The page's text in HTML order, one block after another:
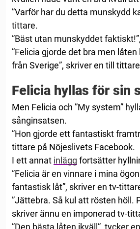
”Varför har du detta munskydd
tittare.
”Bäst utan munskyddet
”Felicia gjorde det bra men
från Sverige”, skriver en till
Felicia hyllas för sin
Men Felicia och ”My system”
sånginsatsen.
”Hon gjorde ett fantastiskt
tittare på Nöjeslivets Facebook.
I ett annat inlägg fortsätter
”Felicia är en vinnare i mina
fantastisk låt”, skriver en tv-
”Jättebra. Så kul att rösten höll.
skriver ännu en imponerad tv-
”Den bästa låten ikväll”, tycker